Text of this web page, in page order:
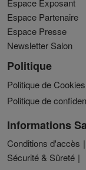
Espace Exposant
Espace Partenaire
Espace Presse
Newsletter Salon
Politique
Politique de Cookies
Politique de
Informations
Conditions d'accès
Sécurité & Sûreté